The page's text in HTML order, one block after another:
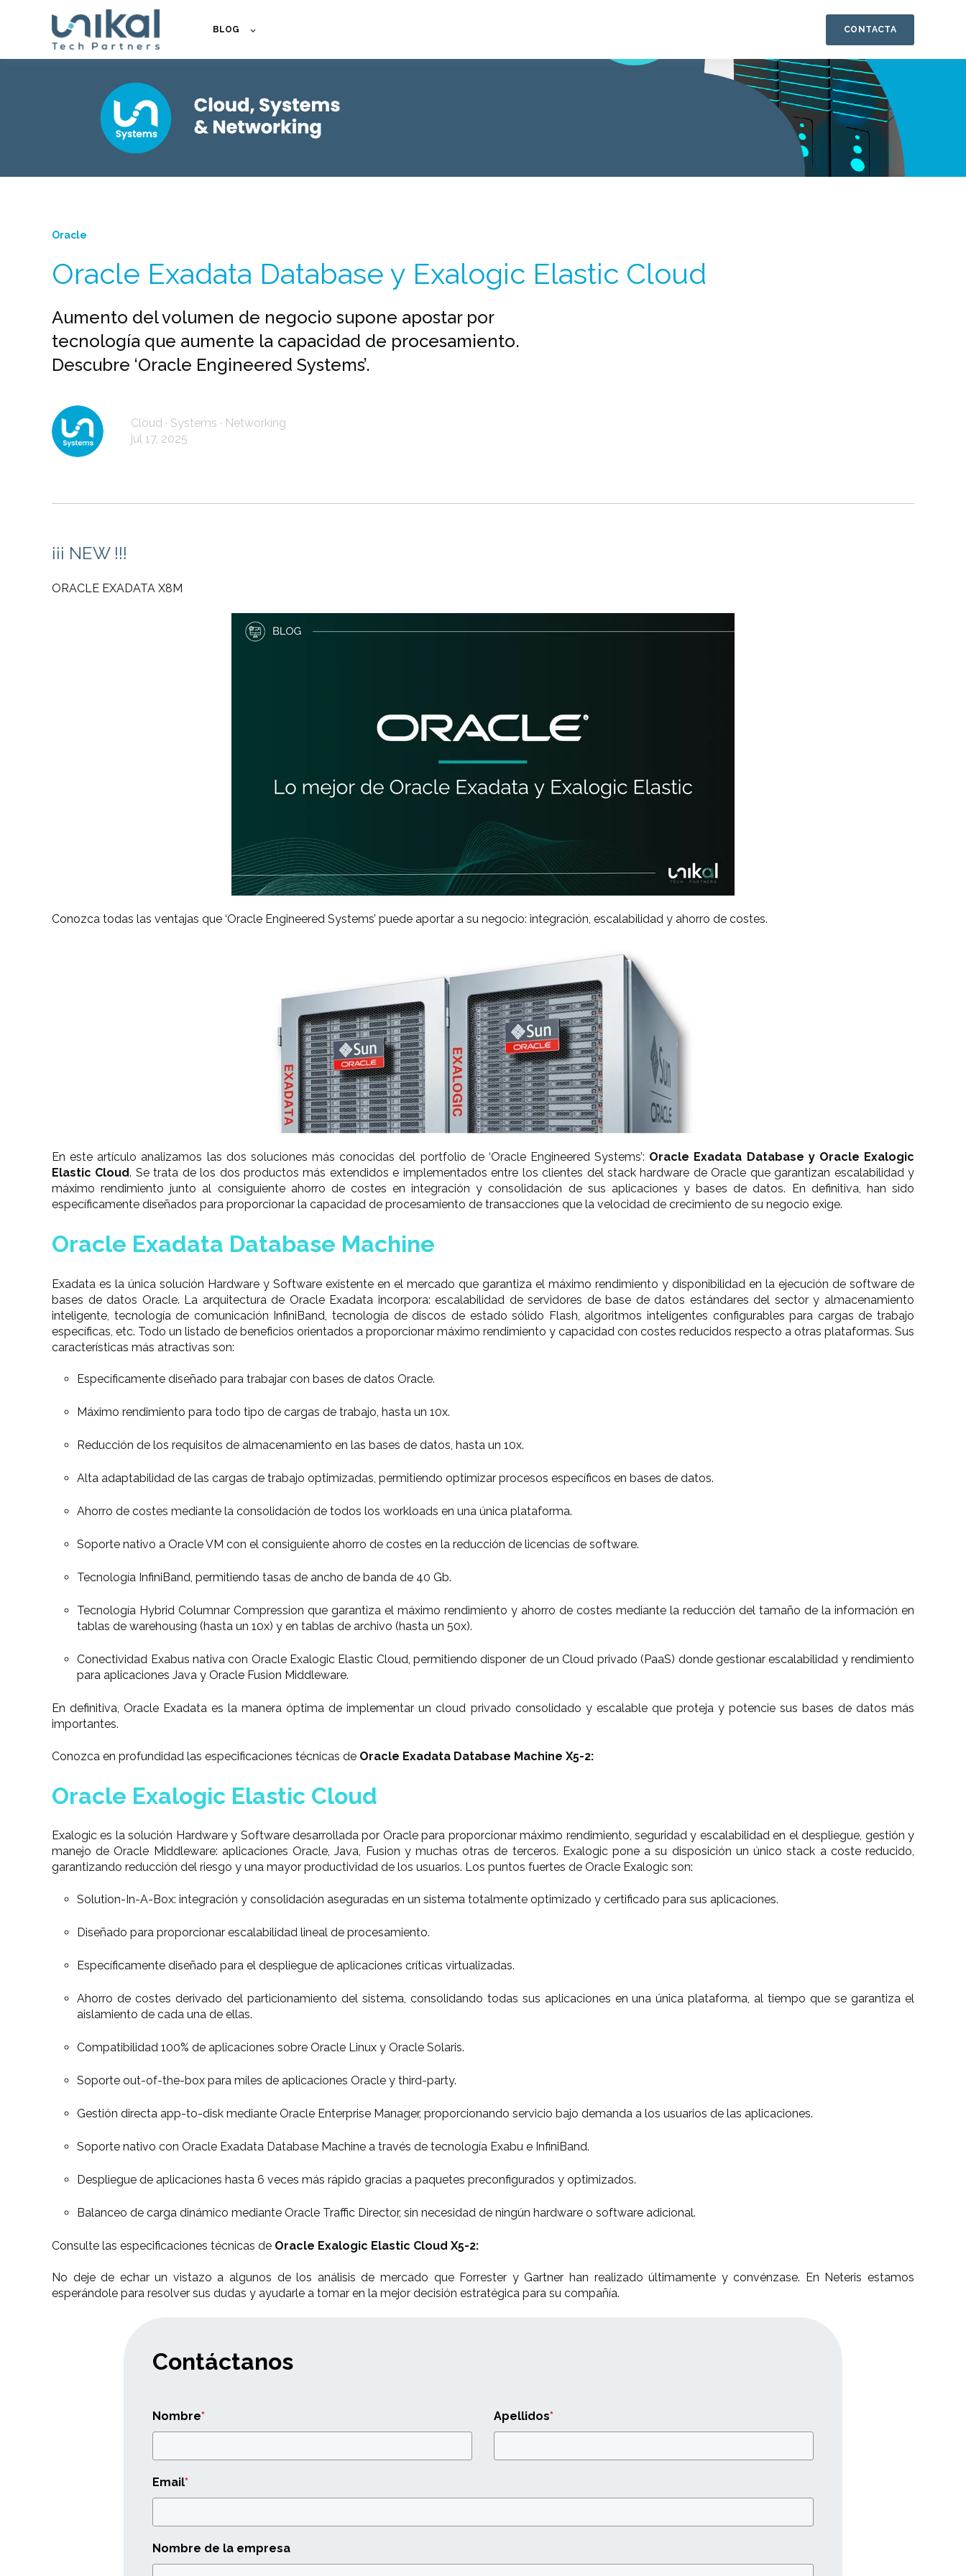
BLOG CONTACTA
Oracle
Oracle Exadata Database y Exalogic Elastic Cloud
Aumento del volumen de negocio supone apostar por
tecnología que aumente la capacidad de procesamiento.
Descubre ‘Oracle Engineered Systems’.
Cloud · Systems · Networking
jul 17, 2025
¡¡¡ NEW !!!
ORACLE EXADATA X8M
Conozca todas las ventajas que ‘Oracle Engineered Systems’ puede aportar a su negocio: integración, escalabilidad y ahorro de costes.
En este artículo analizamos las dos soluciones más conocidas del portfolio de ‘Oracle Engineered Systems’: Oracle Exadata Database y Oracle Exalogic
Elastic Cloud. Se trata de los dos productos más extendidos e implementados entre los clientes del stack hardware de Oracle que garantizan escalabilidad y
máximo rendimiento junto al consiguiente ahorro de costes en integración y consolidación de sus aplicaciones y bases de datos. En definitiva, han sido
específicamente diseñados para proporcionar la capacidad de procesamiento de transacciones que la velocidad de crecimiento de su negocio exige.
Oracle Exadata Database Machine
Exadata es la única solución Hardware y Software existente en el mercado que garantiza el máximo rendimiento y disponibilidad en la ejecución de software de
bases de datos Oracle. La arquitectura de Oracle Exadata incorpora: escalabilidad de servidores de base de datos estándares del sector y almacenamiento
inteligente, tecnología de comunicación InfiniBand, tecnología de discos de estado sólido Flash, algoritmos inteligentes configurables para cargas de trabajo
específicas, etc. Todo un listado de beneficios orientados a proporcionar máximo rendimiento y capacidad con costes reducidos respecto a otras plataformas. Sus
características más atractivas son:
Específicamente diseñado para trabajar con bases de datos Oracle.
Máximo rendimiento para todo tipo de cargas de trabajo, hasta un 10x.
Reducción de los requisitos de almacenamiento en las bases de datos, hasta un 10x.
Alta adaptabilidad de las cargas de trabajo optimizadas, permitiendo optimizar procesos específicos en bases de datos.
Ahorro de costes mediante la consolidación de todos los workloads en una única plataforma.
Soporte nativo a Oracle VM con el consiguiente ahorro de costes en la reducción de licencias de software.
Tecnología InfiniBand, permitiendo tasas de ancho de banda de 40 Gb.
Tecnología Hybrid Columnar Compression que garantiza el máximo rendimiento y ahorro de costes mediante la reducción del tamaño de la información en
tablas de warehousing (hasta un 10x) y en tablas de archivo (hasta un 50x).
Conectividad Exabus nativa con Oracle Exalogic Elastic Cloud, permitiendo disponer de un Cloud privado (PaaS) donde gestionar escalabilidad y rendimiento
para aplicaciones Java y Oracle Fusion Middleware.
En definitiva, Oracle Exadata es la manera óptima de implementar un cloud privado consolidado y escalable que proteja y potencie sus bases de datos más
importantes.
Conozca en profundidad las especificaciones técnicas de Oracle Exadata Database Machine X5-2:
Oracle Exalogic Elastic Cloud
Exalogic es la solución Hardware y Software desarrollada por Oracle para proporcionar máximo rendimiento, seguridad y escalabilidad en el despliegue, gestión y
manejo de Oracle Middleware: aplicaciones Oracle, Java, Fusion y muchas otras de terceros. Exalogic pone a su disposición un único stack a coste reducido,
garantizando reducción del riesgo y una mayor productividad de los usuarios. Los puntos fuertes de Oracle Exalogic son:
Solution-In-A-Box: integración y consolidación aseguradas en un sistema totalmente optimizado y certificado para sus aplicaciones.
Diseñado para proporcionar escalabilidad lineal de procesamiento.
Específicamente diseñado para el despliegue de aplicaciones críticas virtualizadas.
Ahorro de costes derivado del particionamiento del sistema, consolidando todas sus aplicaciones en una única plataforma, al tiempo que se garantiza el
aislamiento de cada una de ellas.
Compatibilidad 100% de aplicaciones sobre Oracle Linux y Oracle Solaris.
Soporte out-of-the-box para miles de aplicaciones Oracle y third-party.
Gestión directa app-to-disk mediante Oracle Enterprise Manager, proporcionando servicio bajo demanda a los usuarios de las aplicaciones.
Soporte nativo con Oracle Exadata Database Machine a través de tecnología Exabu e InfiniBand.
Despliegue de aplicaciones hasta 6 veces más rápido gracias a paquetes preconfigurados y optimizados.
Balanceo de carga dinámico mediante Oracle Traffic Director, sin necesidad de ningún hardware o software adicional.
Consulte las especificaciones técnicas de Oracle Exalogic Elastic Cloud X5-2:
No deje de echar un vistazo a algunos de los análisis de mercado que Forrester yGartner han realizado últimamente y convénzase. En Neteris estamos
esperándole para resolver sus dudas y ayudarle a tomar en la mejor decisión estratégica para su compañía.
Contáctanos
Nombre* Apellidos*
Email*
Nombre de la empresa